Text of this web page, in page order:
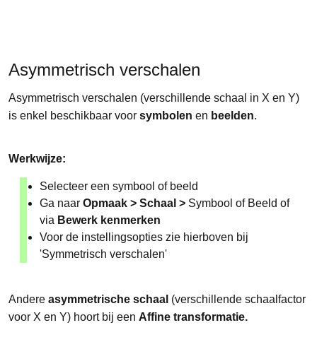
Asymmetrisch verschalen
Asymmetrisch verschalen (verschillende schaal in X en Y)
is enkel beschikbaar voor symbolen en beelden.
Werkwijze:
Selecteer een symbool of beeld
Ga naar Opmaak > Schaal > Symbool of Beeld of
via Bewerk kenmerken
Voor de instellingsopties zie hierboven bij
'Symmetrisch verschalen'
Andere asymmetrische schaal (verschillende schaalfactor
voor X en Y) hoort bij een Affine transformatie.